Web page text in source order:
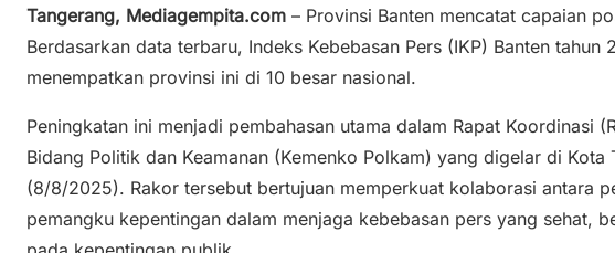
p
y
Li
n
k
ai
l
c
e
o
o
k
at
s
p
p
ar
e
Tangerang, Mediagempita.com – Provinsi Banten mencatat capaian
Berdasarkan data terbaru, Indeks Kebebasan Pers (IKP) Banten tahun
menempatkan provinsi ini di 10 besar nasional.
Peningkatan ini menjadi pembahasan utama dalam Rapat Koordinasi
Bidang Politik dan Keamanan (Kemenko Polkam) yang digelar di Kota
(8/8/2025). Rakor tersebut bertujuan memperkuat kolaborasi antara
pemangku kepentingan dalam menjaga kebebasan pers yang sehat,